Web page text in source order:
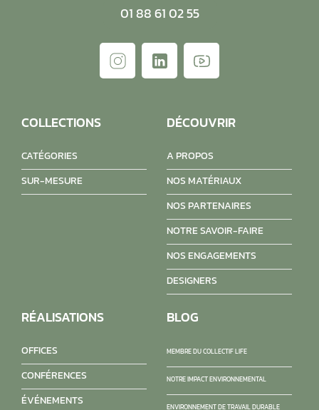
01 88 61 02 55
COLLECTIONS
CATÉGORIES
SUR-MESURE
DÉCOUVRIR
A PROPOS
NOS MATÉRIAUX
NOS PARTENAIRES
NOTRE SAVOIR-FAIRE
NOS ENGAGEMENTS
DESIGNERS
RÉALISATIONS
OFFICES
CONFÉRENCES
ÉVÉNEMENTS
BLOG
MEMBRE DU COLLECTIF LIFE
NOTRE IMPACT ENVIRONNEMENTAL
ENVIRONNEMENT DE TRAVAIL DURABLE